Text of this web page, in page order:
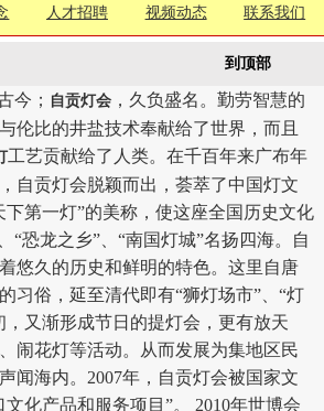
人才招聘 视频动态 联系我们
到顶部
今； 自贡灯会，久负盛名。勤劳智慧的
伦比的井盐技术奉献给了世界，而且
工艺贡献给了人类。在千百年来广布年
自贡灯会脱颖而出，荟萃了中国灯文
下第一灯”的美称，使这座全国历史文化
“恐龙之乡”、“南国灯城”名扬四海。自
悠久的历史和鲜明的特色。这里自唐
习俗，延至清代即有“狮灯场市”、“灯
，又渐形成节日的提灯会，更有放天
闹花灯等活动。从而发展为集地区民
闻海内。2007年，自贡灯会被国家文
化产品和服务项目”。 2010年世博会